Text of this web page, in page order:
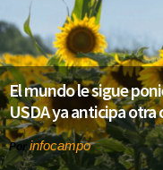
El mundo le sigue
USDA ya anticipa
Porinfocampo